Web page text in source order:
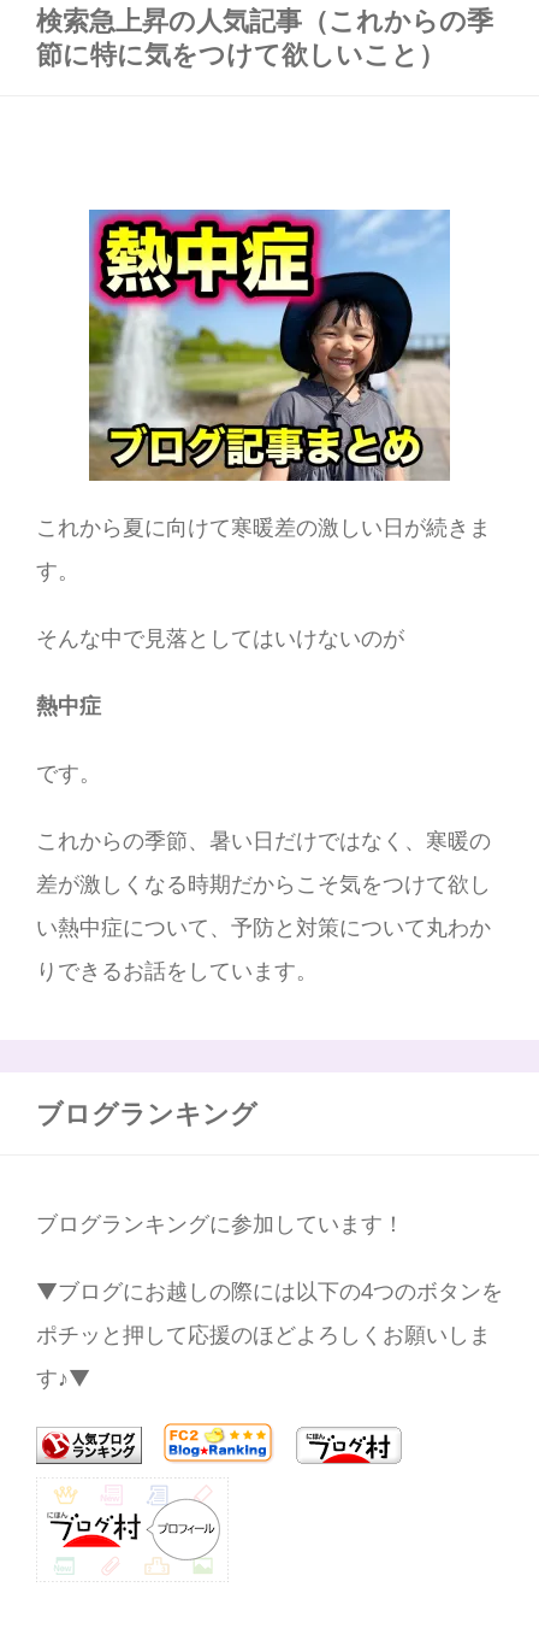
検索急上昇の人気記事（これからの季
節に特に気をつけて欲しいこと）
これから夏に向けて寒暖差の激しい日が続きま
す。
そんな中で見落としてはいけないのが
熱中症
です。
これからの季節、暑い日だけではなく、寒暖の
差が激しくなる時期だからこそ気をつけて欲し
い熱中症について、予防と対策について丸わか
りできるお話をしています。
ブログランキング
ブログランキングに参加しています！
▼ブログにお越しの際には以下の4つのボタンを
ポチッと押して応援のほどよろしくお願いしま
す♪▼